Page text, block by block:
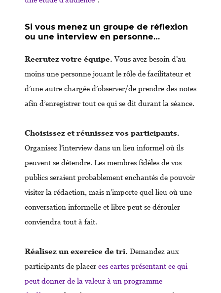
Si vous menez un groupe de réflexion
ou une interview en personne…
Recrutez votre équipe.Vous avez besoin d’au
moins une personne jouant le rôle de facilitateur et
d’une autre chargée d’observer/de prendre des notes
afin d’enregistrer tout ce qui se dit durant la séance.
Choisissez et réunissez vos participants.
Organisez l’interview dans un lieu informel où ils
peuvent se détendre. Les membres fidèles de vos
publics seraient probablement enchantés de pouvoir
visiter la rédaction, mais n’importe quel lieu où une
conversation informelle et libre peut se dérouler
conviendra tout à fait.
Réalisez un exercice de tri. Demandez aux
participants de placer ces cartes présentant ce qui
peut donner de la valeur à un programme